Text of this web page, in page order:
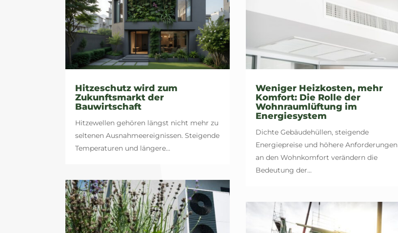
Hitzeschutz wird zum
Zukunftsmarkt der
Bauwirtschaft
Hitzewellen gehören längst nicht mehr zu
seltenen Ausnahmeereignissen. Steigende
Temperaturen und längere...
Weniger Heizkosten, mehr
Komfort: Die Rolle der
Wohnraumlüftung im
Energiesystem
Dichte Gebäudehüllen, steigende
Energiepreise und höhere Anforderungen
an den Wohnkomfort verändern die
Bedeutung der...